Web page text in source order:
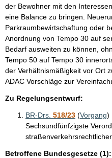
der Bewohner mit den
eine Balance zu bringen.
Parkraumbewirtschaftung oder
Anordnung von Tempo 30 auf
Bedarf ausweiten zu können,
Tempo 50 auf Tempo 30
der Verhältnismäßigkeit vor Ort
ADAC Vorschläge zur
Zu Regelungsentwurf:
BR-Drs. 518/23 (Vorgang)
Sechsundfünfzigste
Betroffene Bundesgesetze (1):